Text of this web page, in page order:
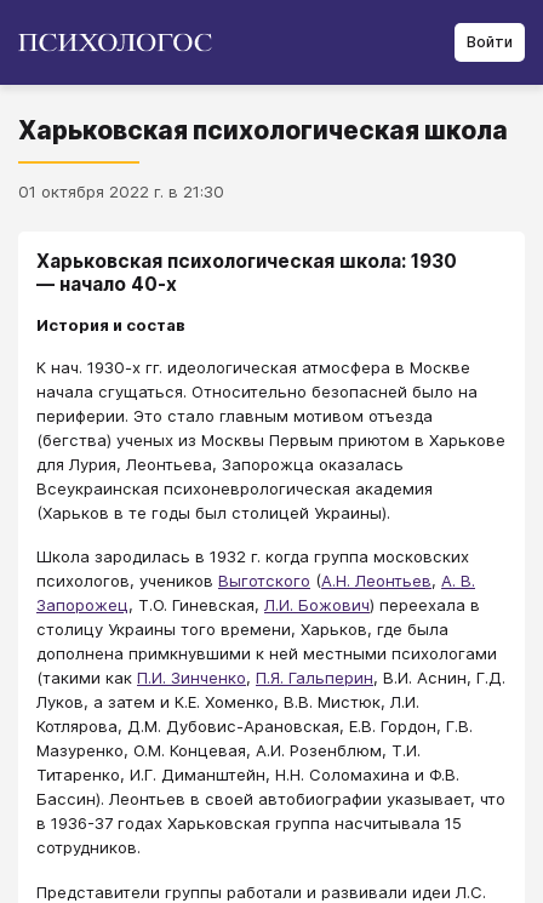
Войти
Харьковская психологическая школа
01 октября 2022 г. в 21:30
Харьковская психологическая школа: 1930
― начало 40-х
История и состав
К нач. 1930-х гг. идеологическая атмосфера в Москве
начала сгущаться. Относительно безопасней было на
периферии. Это стало главным мотивом отъезда
(бегства) ученых из Москвы Первым приютом в Харькове
для Лурия, Леонтьева, Запорожца оказалась
Всеукраинская психоневрологическая академия
(Харьков в те годы был столицей Украины).
Школа зародилась в 1932 г. когда группа московских
психологов, учеников Выготского (А.Н. Леонтьев, А. В.
Запорожец, Т.О. Гиневская, Л.И. Божович) переехала в
столицу Украины того времени, Харьков, где была
дополнена примкнувшими к ней местными психологами
(такими как П.И. Зинченко, П.Я. Гальперин, В.И. Аснин, Г.Д.
Луков, а затем и К.Е. Хоменко, В.В. Мистюк, Л.И.
Котлярова, Д.М. Дубовис-Арановская, Е.В. Гордон, Г.В.
Мазуренко, О.М. Концевая, А.И. Розенблюм, Т.И.
Титаренко, И.Г. Диманштейн, Н.Н. Соломахина и Ф.В.
Бассин). Леонтьев в своей автобиографии указывает, что
в 1936-37 годах Харьковская группа насчитывала 15
сотрудников.
Представители группы работали и развивали идеи Л.С.